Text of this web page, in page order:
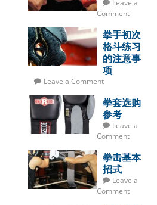
Leave a
Comment
拳手初次
格斗练习
的注意事
项
Leave a Comment
拳套选购
参考
Leave a
Comment
拳击基本
招式
Leave a
Comment